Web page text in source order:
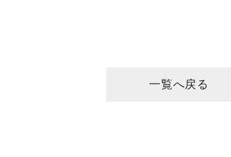
一覧へ戻る